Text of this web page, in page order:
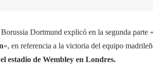
Dortmund explicó en la segunda parte «
«, en referencia a la victoria del equipo
estadio de Wembley en Londres.